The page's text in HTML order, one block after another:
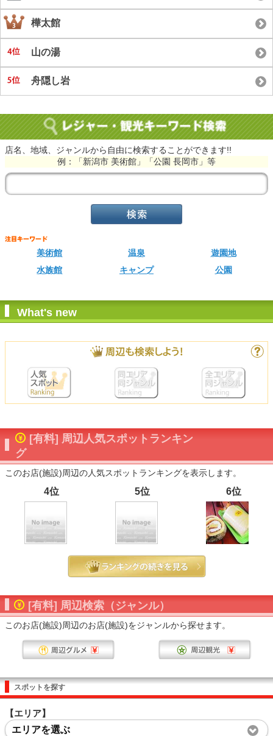
樺太館
山の湯
舟隠し岩
店名、地域、ジャンルから自由に検索することができます!!
例：「新潟市 美術館」「公園 長岡市」等
美術館 温泉
遊園地
水族館
キャンプ 公園
What's new
[有料] 周辺人気スポットランキン
グ
このお店(施設)周辺の人気スポットランキングを表示します。
4位 5位 6位
[有料] 周辺検索（ジャンル）
このお店(施設)周辺のお店(施設)をジャンルから探せます。
スポットを探す
【エリア】
エリアを選ぶ